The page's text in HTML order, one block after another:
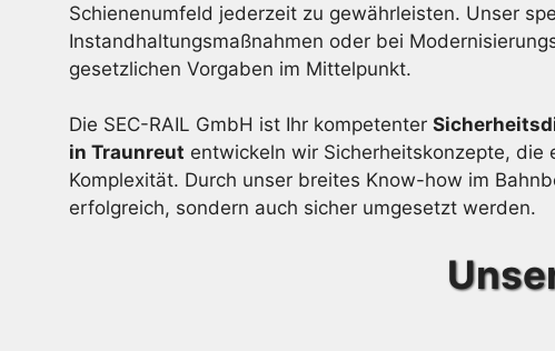
Schienenumfeld jederzeit zu gewährleisten. Unser
Instandhaltungsmaßnahmen oder bei
gesetzlichen Vorgaben im Mittelpunkt.
Die SEC-RAIL GmbH ist Ihr kompetenter
in Traunreut entwickeln wir Sicherheitskonzepte, die
Komplexität. Durch unser breites Know-how im
erfolgreich, sondern auch sicher umgesetzt werden.